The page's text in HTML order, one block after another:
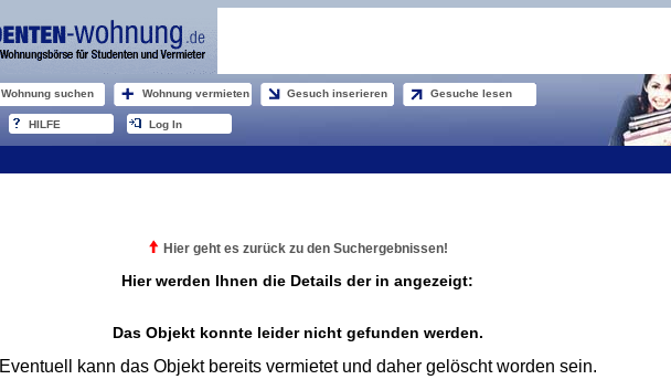
Wohnung suchen Wohnung vermieten Gesuch inserieren Gesuche lesen
HILFE Log In
Hier geht es zurück zu den Suchergebnissen!
Hier werden Ihnen die Details der in angezeigt:
Das Objekt konnte leider nicht gefunden werden.
Eventuell kann das Objekt bereits vermietet und daher gelöscht worden sein.